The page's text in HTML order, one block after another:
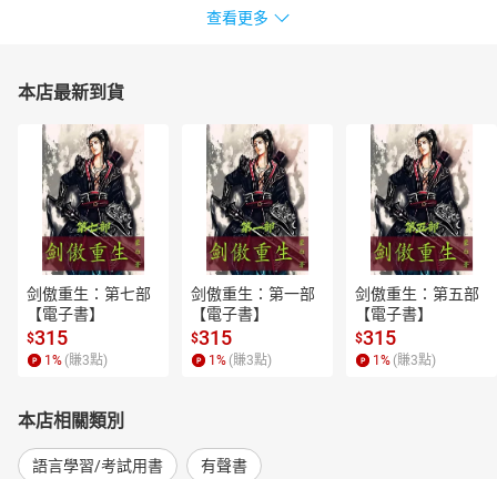
查看更多
本店最新到貨
剑傲重生：第七部
【電子書】
$315
1 % (賺3點)
剑傲重生：第一部
【電子書】
$315
1 % (賺3點)
剑傲重生：第五部
【電子書】
$315
1 % (賺3點)
本店相關類別
語言學習/考試用書 有聲書